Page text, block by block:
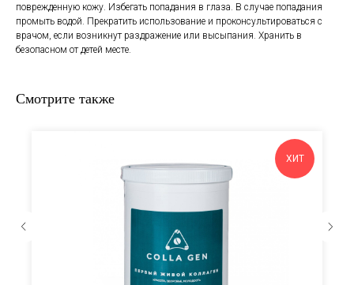
поврежденную кожу. Избегать попадания в глаза. В случае попадания
промыть водой. Прекратить использование и проконсультироваться с
врачом, если возникнут раздражение или высыпания. Хранить в
безопасном от детей месте.
Смотрите также
ХИТ